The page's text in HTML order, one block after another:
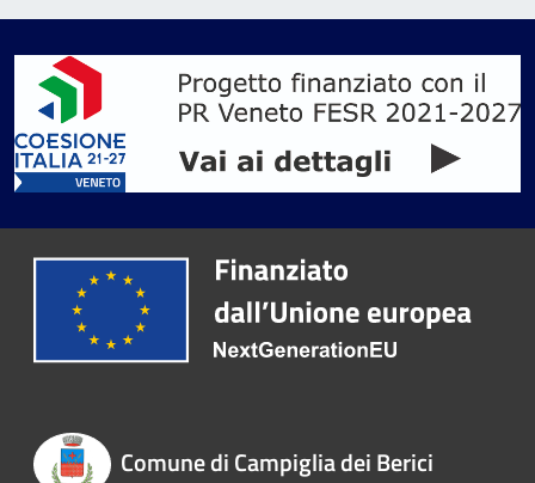
Comune di Campiglia dei Berici